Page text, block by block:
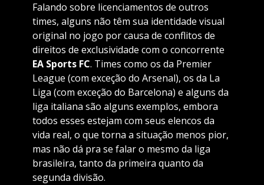
Falando sobre licenciamentos de outros
times, alguns não têm sua identidade visual
original no jogo por causa de conflitos de
direitos de exclusividade com o concorrente
EA Sports FC. Times como os da Premier
League (com exceção do Arsenal), os da La
Liga (com exceção do Barcelona) e alguns da
liga italiana são alguns exemplos, embora
todos esses estejam com seus elencos da
vida real, o que torna a situação menos pior,
mas não dá pra se falar o mesmo da liga
brasileira, tanto da primeira quanto da
segunda divisão.